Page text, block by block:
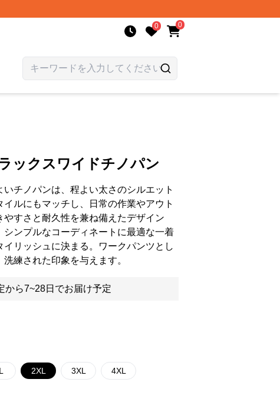
0 0
ックスワイドチノパン
いチノパンは、程よい太さのシルエット
ルにもマッチし、日常の作業やアウト
やすさと耐久性を兼ね備えたデザイン
シンプルなコーディネートに最適な一着
リッシュに決まる。ワークパンツとし
練された印象を与えます。
から7~28日でお届け予定
2XL 3XL 4XL